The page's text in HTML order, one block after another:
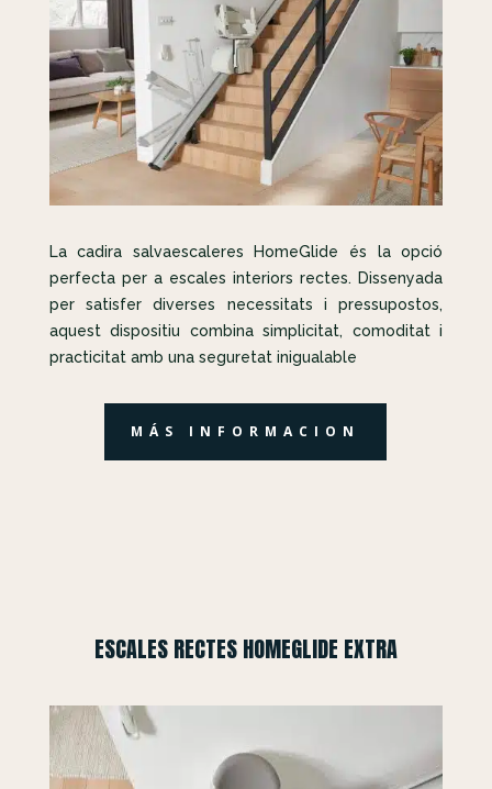
La cadira salvaescaleres HomeGlide és la opció
perfecta per a escales interiors rectes. Dissenyada
per satisfer diverses necessitats i pressupostos,
aquest dispositiu combina simplicitat, comoditat i
practicitat amb una seguretat inigualable
MÁS INFORMACION
ESCALES RECTES HOMEGLIDE EXTRA